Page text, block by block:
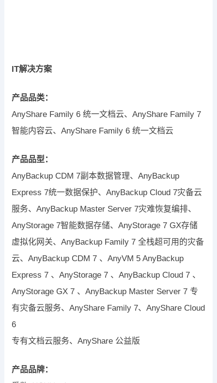
IT解决方案
产品品类：
AnyShare Family 6 统一文档云、AnyShare Family 7
智能内容云、AnyShare Family 6 统一文档云
产品品型：
AnyBackup CDM 7副本数据管理、AnyBackup
Express 7统一数据保护、AnyBackup Cloud 7灾备云
服务、AnyBackup Master Server 7灾难恢复编排、
AnyStorage 7智能数据存储、AnyStorage 7 GX存储
虚拟化网关、AnyBackup Family 7 全栈超可用的灾备
云、AnyBackup CDM 7 、AnyVM 5 AnyBackup
Express 7 、AnyStorage 7 、AnyBackup Cloud 7 、
AnyStorage GX 7 、AnyBackup Master Server 7 专
有灾备云服务、AnyShare Family 7、AnyShare Cloud
6
专有文档云服务、AnyShare 公益版
产品品牌：